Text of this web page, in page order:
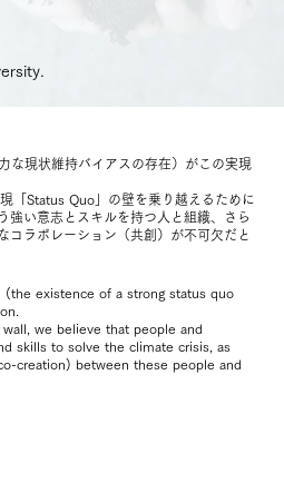
な現状維持バイアスの存在）がこの実現
「Status Quo」の壁を乗り越えるために
強い意志とスキルを持つ人と組織、さら
コラボレーション（共創）が不可欠だと
(the existence of a strong status quo
wall, we believe that people and
skills to solve the climate crisis, as
creation) between these people and